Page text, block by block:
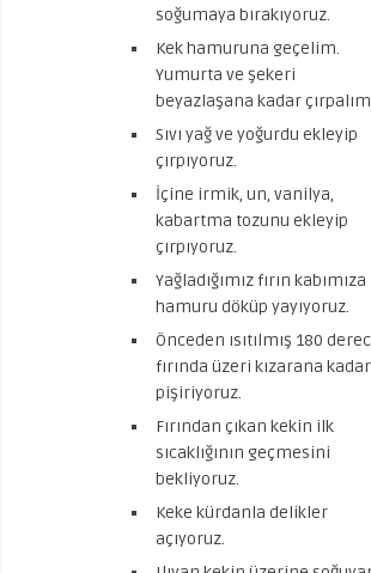
soğumaya bırakıyoruz.
Kek hamuruna geçelim.
Yumurta ve şekeri
beyazlaşana kadar
Sıvı yağ ve yoğurdu ekleyip
çırpıyoruz.
İçine irmik, un, vanilya,
kabartma tozunu ekleyip
çırpıyoruz.
Yağladığımız fırın kabımıza
hamuru döküp yayıyoruz.
Önceden ısıtılmış 180
fırında üzeri kızarana kadar
pişiriyoruz.
Fırından çıkan kekin ilk
sıcaklığının geçmesini
bekliyoruz.
Keke kürdanla delikler
açıyoruz.